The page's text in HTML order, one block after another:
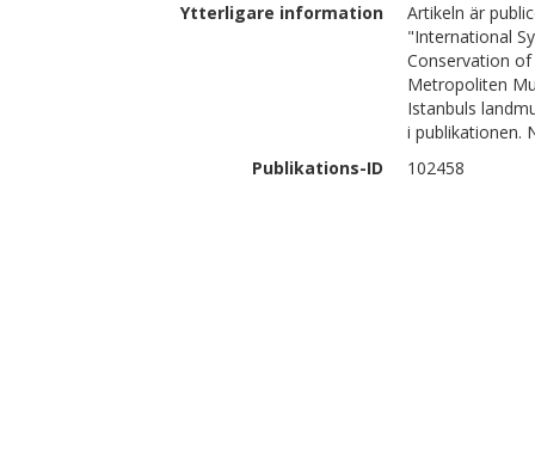
Ytterligare information
Artikeln är
"International
Conservation of
Metropoliten
Istanbuls
i publikationen.
Publikations-ID
102458